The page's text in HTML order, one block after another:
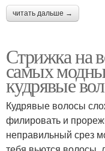
читать дальше →
Стрижка на
самых
кудрявые
Кудрявые волосы
филировать и
неправильный срез